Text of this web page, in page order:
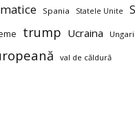
Spania Statele Unite
trump Ucraina
val de căldură